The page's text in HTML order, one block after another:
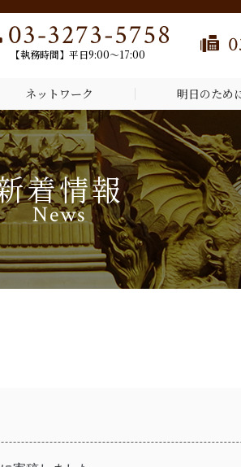
【執務時間】平日9:00～17:00
ネットワーク 明日のため
着情報
News